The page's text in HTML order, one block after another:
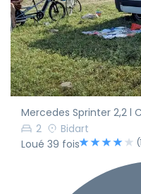
Mercedes Sprinter 2,2 l
2
Bidart
Loué 39 fois